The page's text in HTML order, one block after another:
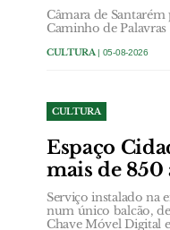
Câmara de
Caminho de Palavras
CULTURA | 05-08-2026
CULTURA
Espaço
mais de
Serviço instalado na
num único balcão,
Chave Móvel Digital